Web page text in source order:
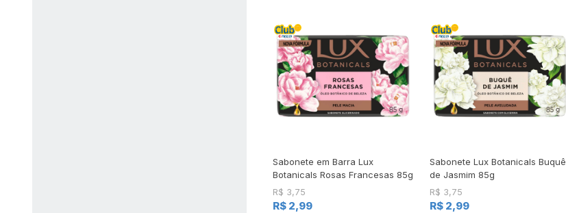
Sabonete em Barra Lux
Botanicals Rosas Francesas 85g
R$ 3,75
R$ 2,99
Sabonete Lux Botanicals Buquê
de Jasmim 85g
R$ 3,75
R$ 2,99